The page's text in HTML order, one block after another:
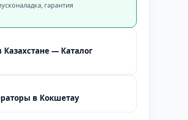
гарантия
— Каталог
в Кокшетау